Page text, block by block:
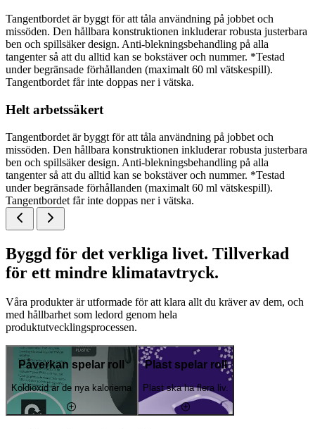
Tangentbordet är byggt för att tåla användning på jobbet och
missöden. Den hållbara konstruktionen inkluderar robusta justerbara
ben och spillsäker design. Anti-blekningsbehandling på alla
tangenter så att du alltid kan se bokstäver och nummer. *Testad
under begränsade förhållanden (maximalt 60 ml vätskespill).
Tangentbordet får inte doppas ner i vätska.
Helt arbetssäkert
Tangentbordet är byggt för att tåla användning på jobbet och
missöden. Den hållbara konstruktionen inkluderar robusta justerbara
ben och spillsäker design. Anti-blekningsbehandling på alla
tangenter så att du alltid kan se bokstäver och nummer. *Testad
under begränsade förhållanden (maximalt 60 ml vätskespill).
Tangentbordet får inte doppas ner i vätska.
Byggd för det verkliga livet. Tillverkad
för ett mindre klimatavtryck.
Våra produkter är utformade för att klara allt du kräver av dem, och
med hållbarhet som ledord genom hela
produktutvecklingsprocessen.
Påverkan spelar roll
Koldioxid är de nya kalorierna
Plast spelar roll
Plast ska ha flera liv.